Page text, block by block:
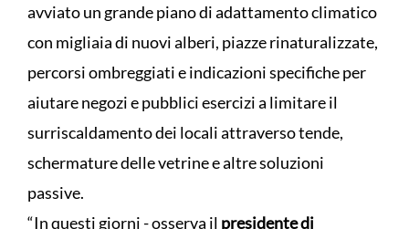
avviato un grande piano di adattamento climatico
con migliaia di nuovi alberi, piazze rinaturalizzate,
percorsi ombreggiati e indicazioni specifiche per
aiutare negozi e pubblici esercizi a limitare il
surriscaldamento dei locali attraverso tende,
schermature delle vetrine e altre soluzioni
passive.
“In questi giorni - osserva il presidente di